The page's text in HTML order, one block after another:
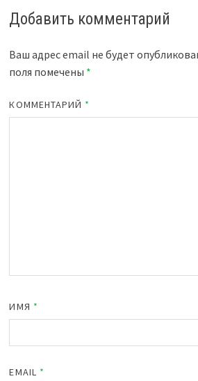
Добавить комментарий
Ваш адрес email не будет
поля помечены *
КОММЕНТАРИЙ *
ИМЯ *
EMAIL *